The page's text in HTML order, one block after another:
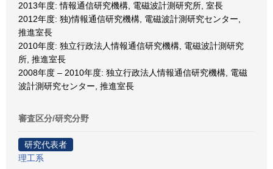
2013年度: 情報通信研究機構, 電磁波計測研究所, 室長
2012年度: 独)情報通信研究機構, 電磁波計測研究センター,
推進室長
2010年度: 独立行政法人情報通信研究機構, 電磁波計測研究
所, 推進室長
2008年度 – 2010年度: 独立行政法人情報通信研究機構, 電磁
波計測研究センター, 推進室長
審査区分/研究分野
研究代表者
理工系